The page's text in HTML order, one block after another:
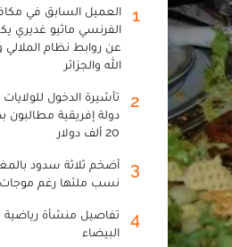
1
العميل السابق في
الفرنسي ماثيو غديري
عن روابط نظام الملالي
الله والجزائر
2
دولة إفريقية مطالبون
20 ألف دولار
3
أضخم ثلاثة سدود
نسب ملئها رغم موجات
4
تفاصيل منشأة رياضية
البيضاء